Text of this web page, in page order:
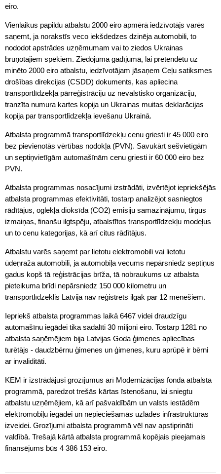
eiro.
Vienlaikus papildu atbalstu 2000 eiro apmērā iedzīvotājs varēs
saņemt, ja norakstīs veco iekšdedzes dzinēja automobili, to
nododot apstrādes uzņēmumam vai to ziedos Ukrainas
bruņotajiem spēkiem. Ziedojuma gadījumā, lai pretendētu uz
minēto 2000 eiro atbalstu, iedzīvotājam jāsaņem Ceļu satiksmes
drošības direkcijas (CSDD) dokuments, kas apliecina
transportlīdzekļa pārreģistrāciju uz nevalstisko organizāciju,
tranzīta numura kartes kopija un Ukrainas muitas deklarācijas
kopija par transportlīdzekļa ievešanu Ukrainā.
Atbalsta programmā transportlīdzekļu cenu griesti ir 45 000 eiro
bez pievienotās vērtības nodokļa (PVN). Savukārt sešvietīgām
un septiņvietīgām automašīnām cenu griesti ir 60 000 eiro bez
PVN.
Atbalsta programmas nosacījumi izstrādāti, izvērtējot iepriekšējās
atbalsta programmas efektivitāti, tostarp analizējot sasniegtos
rādītājus, oglekļa dioksīda (CO2) emisiju samazinājumu, tirgus
izmaiņas, finanšu ilgtspēju, atbalstītos transportlīdzekļu modeļus
un to cenu kategorijas, kā arī citus rādītājus.
Atbalstu varēs saņemt par lietotu elektromobili vai lietotu
ūdeņraža automobili, ja automobiļa vecums nepārsniedz septiņus
gadus kopš tā reģistrācijas brīža, tā nobraukums uz atbalsta
pieteikuma brīdi nepārsniedz 150 000 kilometru un
transportlīdzeklis Latvijā nav reģistrēts ilgāk par 12 mēnešiem.
Iepriekš atbalsta programmas laikā 6467 videi draudzīgu
automašīnu iegādei tika sadalīti 30 miljoni eiro. Tostarp 1281 no
atbalsta saņēmējiem bija Latvijas Goda ģimenes apliecības
turētājs - daudzbērnu ģimenes un ģimenes, kuru aprūpē ir bērni
ar invaliditāti.
KEM ir izstrādājusi grozījumus arī Modernizācijas fonda atbalsta
programmā, paredzot trešās kārtas īstenošanu, lai sniegtu
atbalstu uzņēmējiem, kā arī pašvaldībām un valsts iestādēm
elektromobiļu iegādei un nepieciešamās uzlādes infrastruktūras
izveidei. Grozījumi atbalsta programmā vēl nav apstiprināti
valdībā. Trešajā kārtā atbalsta programmā kopējais pieejamais
finansējums būs 4 386 153 eiro.